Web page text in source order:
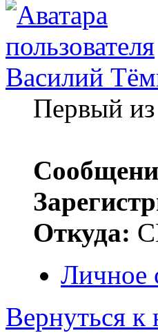
Василий
Первый
Откуда:
Личное
Вернуться к